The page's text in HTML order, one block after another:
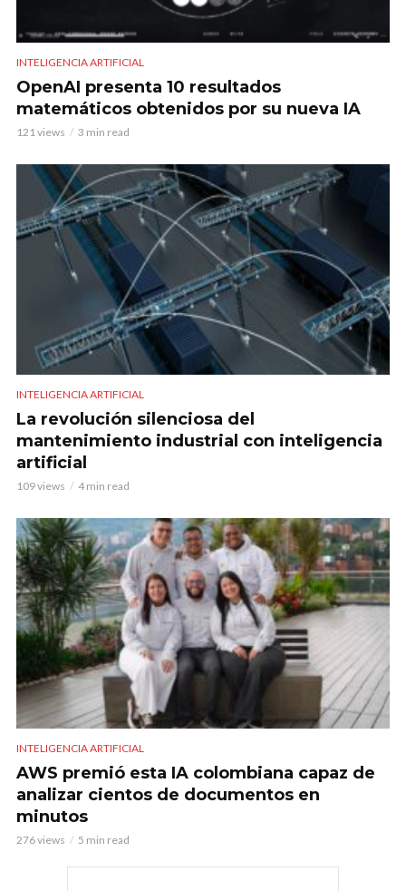
INTELIGENCIA ARTIFICIAL
OpenAI presenta 10 resultados
matemáticos obtenidos por su nueva IA
121 views 3 min read
INTELIGENCIA ARTIFICIAL
La revolución silenciosa del
mantenimiento industrial con inteligencia
artificial
109 views 4 min read
INTELIGENCIA ARTIFICIAL
AWS premió esta IA colombiana capaz de
analizar cientos de documentos en
minutos
276 views 5 min read